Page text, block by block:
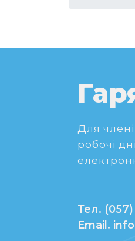
Для
робочі
Тел.
Email.